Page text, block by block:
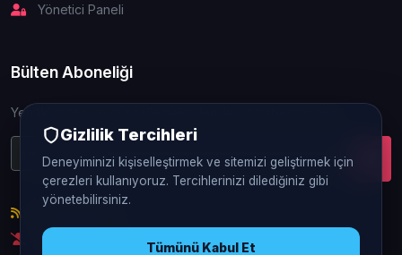
Yönetici Paneli
Bülten Aboneliği
Yeniliklerden ve güncellemelerden ilk siz haberdar olun.
Abonelikten Çık
Gizlilik Tercihleri
Deneyiminizi kişiselleştirmek ve sitemizi geliştirmek için
çerezleri kullanıyoruz. Tercihlerinizi dilediğiniz gibi
yönetebilirsiniz.
Tümünü Kabul Et